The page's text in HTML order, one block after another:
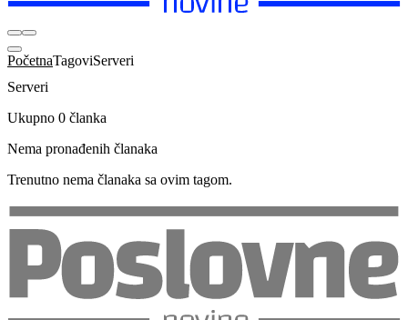
PočetnaTagoviServeri
Serveri
Ukupno 0 članka
Nema pronađenih članaka
Trenutno nema članaka sa ovim tagom.